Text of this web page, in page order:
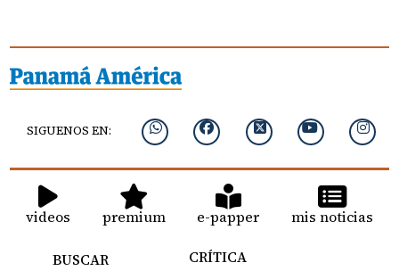
SIGUENOS EN:
videos premium e-papper mis noticias
BUSCAR
CRÍTICA